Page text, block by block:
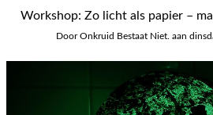
Workshop: Zo licht als papier –
DoorOnkruid Bestaat Niet. aan